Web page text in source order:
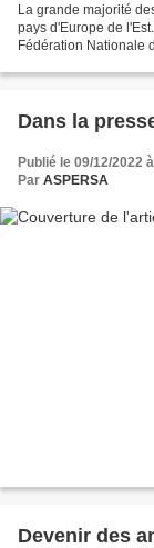
La grande majorité
pays d'Europe de
Fédération Nationale
Dans la
Publié le 09/12/2022
Par ASPERSA
Devenir des